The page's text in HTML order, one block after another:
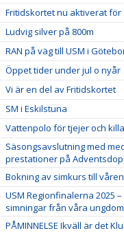
Fritidskortet nu aktiverat för
Ludvig silver på 800m
RAN på väg till USM i
Öppet tider under jul o nyår
Vi är en del av Fritidskortet
SM i Eskilstuna
Vattenpolo för tjejer och
Säsongsavslutning med
prestationer på
Bokning av simkurs till
USM Regionfinalerna 2025
simningar från våra
PÅMINNELSE Ikväll är det